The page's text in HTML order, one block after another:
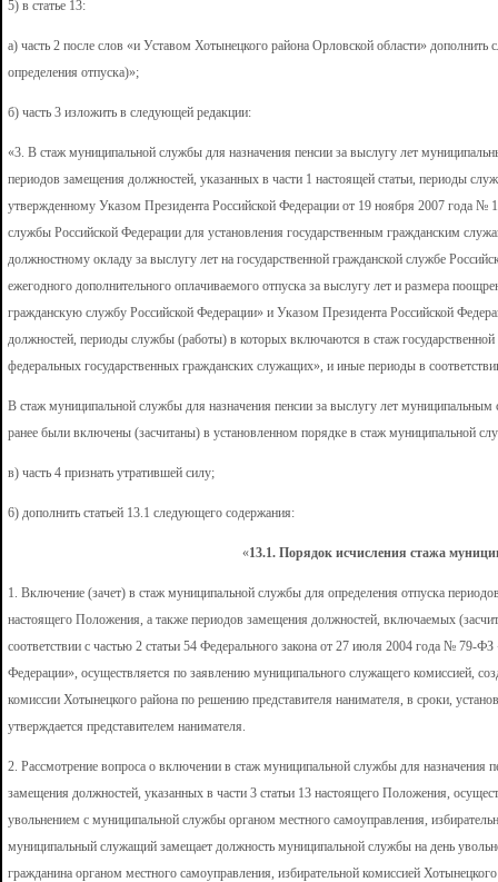
5) в статье 13:
а) часть 2 после слов «и Уставом Хотынецкого района Орловской области»
определения отпуска)»;
б) часть 3 изложить в следующей редакции:
«3. В стаж муниципальной службы для назначения пенсии за выслугу лет
периодов замещения должностей, указанных в части 1 настоящей статьи, периоды
утвержденному Указом Президента Российской Федерации от 19 ноября 2007 года №
службы Российской Федерации для установления государственным гражданским
должностному окладу за выслугу лет на государственной гражданской службе
ежегодного дополнительного оплачиваемого отпуска за выслугу лет и размера
гражданскую службу Российской Федерации» и Указом Президента Российской
должностей, периоды службы (работы) в которых включаются в стаж
федеральных государственных гражданских служащих», и иные периоды в
В стаж муниципальной службы для назначения пенсии за выслугу лет
ранее были включены (засчитаны) в установленном порядке в стаж муниципальной
в) часть 4 признать утратившей силу;
6) дополнить статьей 13.1 следующего содержания:
«13.1. Порядок исчисления стажа
1. Включение (зачет) в стаж муниципальной службы для определения отпуска
настоящего Положения, а также периодов замещения должностей, включаемых
соответствии с частью 2 статьи 54 Федерального закона от 27 июля 2004 года № 79-
Федерации», осуществляется по заявлению муниципального служащего комиссией,
комиссии Хотынецкого района по решению представителя нанимателя, в сроки,
утверждается представителем нанимателя.
2. Рассмотрение вопроса о включении в стаж муниципальной службы для
замещения должностей, указанных в части 3 статьи 13 настоящего Положения,
увольнением с муниципальной службы органом местного самоуправления,
муниципальный служащий замещает должность муниципальной службы на день
гражданина органом местного самоуправления, избирательной комиссией